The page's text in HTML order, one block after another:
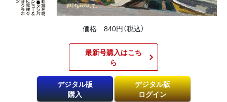
価格 840円（税込）
最新号購入はこち
ら​
デジタル版
購入
デジタル版
ログイン